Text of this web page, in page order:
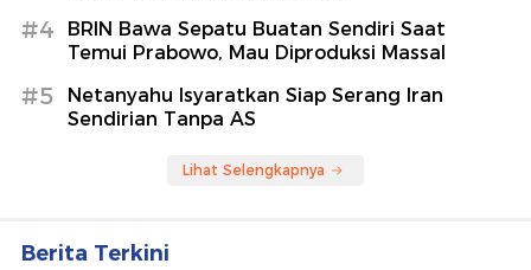
#4
BRIN Bawa Sepatu Buatan Sendiri Saat
Temui Prabowo, Mau Diproduksi Massal
#5
Netanyahu Isyaratkan Siap Serang Iran
Sendirian Tanpa AS
Lihat Selengkapnya
Berita Terkini